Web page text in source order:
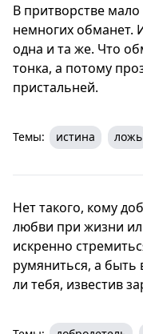
В притворстве
немногих обманет.
одна и та же. Что
тонка, а потому
пристальней.
Темы: истина ложь
Нет такого, кому
любви при жизни
искренно
румяниться, а быть
ли тебя, известив